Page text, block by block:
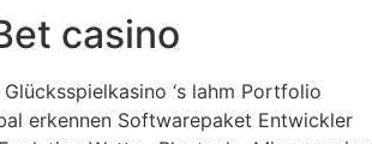
casino
‘s lahm Portfolio
erkennen Softwarepaket Entwickler